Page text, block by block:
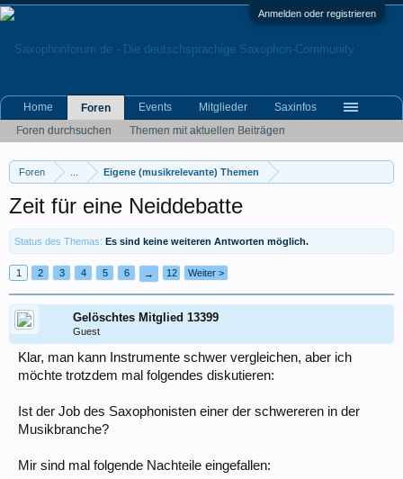
Anmelden oder registrieren
Foren Eigene (musikrelevante) Themen
Zeit für eine Neiddebatte
Status des Themas: Es sind keine weiteren Antworten möglich.
1 2 3 4 5 6 → 12 Weiter >
Gelöschtes Mitglied 13399
Guest
Klar, man kann Instrumente schwer vergleichen, aber ich
möchte trotzdem mal folgendes diskutieren:
Ist der Job des Saxophonisten einer der schwereren in der
Musikbranche?
Mir sind mal folgende Nachteile eingefallen:
Home
Foren
Foren durchsuchen
Themen mit aktuellen Beiträgen
Events Mitglieder Saxinfos